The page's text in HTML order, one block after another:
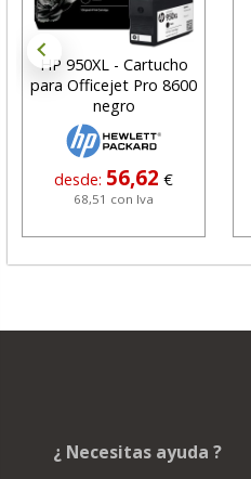
HP 950XL - Cartucho
para Officejet Pro 8600
negro
desde: 56,62 €
68,51 con Iva
¿ Necesitas ayuda ?